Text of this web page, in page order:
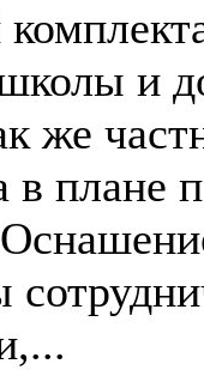
и
же
в плане